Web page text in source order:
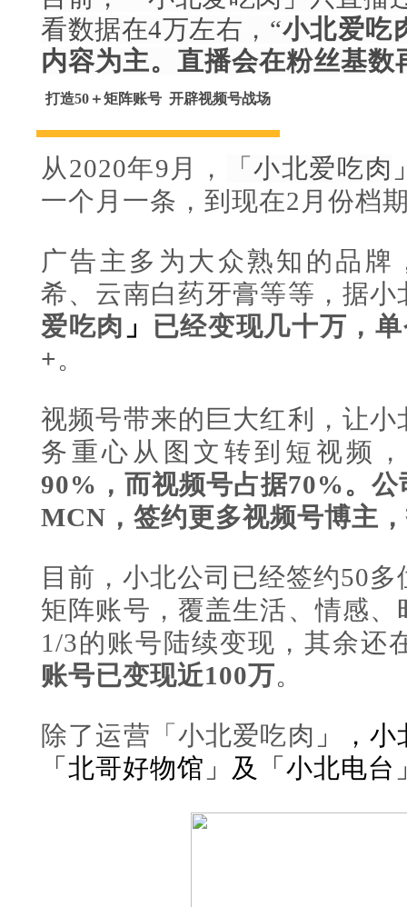
看数据在4万左右， “小北爱吃
内容为主。直播会在粉丝基
打造50＋矩阵账号 开辟视频号战场
从2020年9月， 「小北爱吃肉
一个月一条，到现在2月份档
广告主多为大众熟知的品
希、云南白药牙膏等等，据
爱吃肉 」 已经变现几十万，
+。
视频号带来的巨大红利，让
务重心从图文转到短视频
90%，而视频号占据70%。
MCN，签约更多视频号博主
目前，小北公司已经签约50
矩阵账号，覆盖生活、情感
1/3的账号陆续变现，其余还
账号已变现近100万。
除了运营「小北爱吃肉 」，
「北哥好物馆 」 及「小北电台